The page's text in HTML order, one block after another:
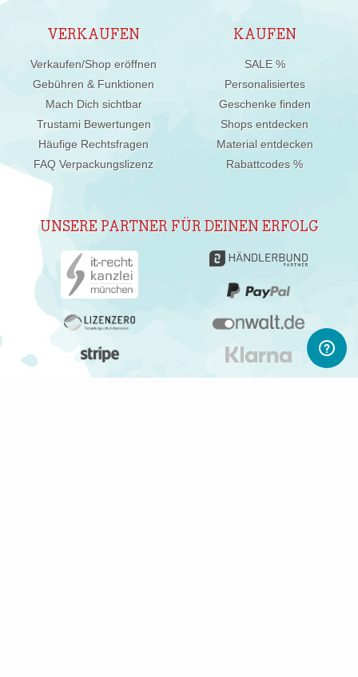
VERKAUFEN
Verkaufen/Shop eröffnen
Gebühren & Funktionen
Mach Dich sichtbar
Trustami Bewertungen
Häufige Rechtsfragen
FAQ Verpackungslizenz
KAUFEN
SALE %
Personalisiertes
Geschenke finden
Shops entdecken
Material entdecken
Rabattcodes %
UNSERE PARTNER FÜR DEINEN ERFOLG